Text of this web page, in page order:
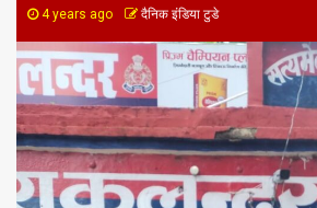
4 years ago दैनिक इंडिया टुडे